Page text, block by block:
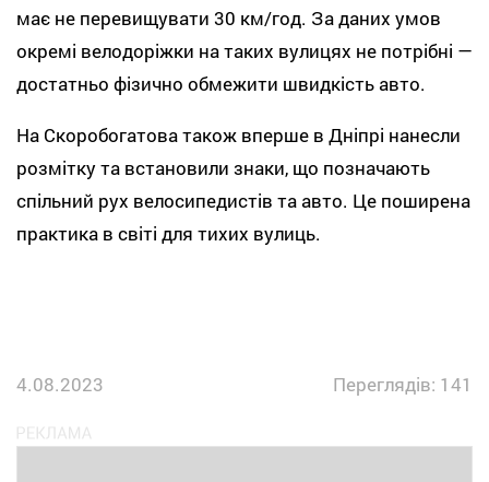
має не перевищувати 30 км/год. За даних умов
окремі велодоріжки на таких вулицях не потрібні —
достатньо фізично обмежити швидкість авто.
На Скоробогатова також вперше в Дніпрі нанесли
розмітку та встановили знаки, що позначають
спільний рух велосипедистів та авто. Це поширена
практика в світі для тихих вулиць.
4.08.2023 Переглядів: 141